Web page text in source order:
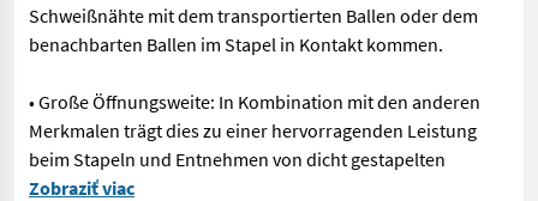
Schweißnähte mit dem transportierten Ballen oder dem
benachbarten Ballen im Stapel in Kontakt kommen.
• Große Öffnungsweite: In Kombination mit den anderen
Merkmalen trägt dies zu einer hervorragenden Leistung
beim Stapeln und Entnehmen von dicht gestapelten
- Bewährte Konstruktion für enges stapeln von Ballen - Bietet
Zobraziť viac